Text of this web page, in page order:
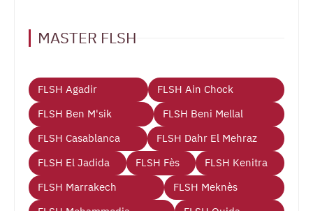
MASTER FLSH
FLSH Agadir
FLSH Ain Chock
FLSH Ben M'sik
FLSH Beni Mellal
FLSH Casablanca
FLSH Dahr El Mehraz
FLSH El Jadida
FLSH Fès
FLSH Kenitra
FLSH Marrakech
FLSH Meknès